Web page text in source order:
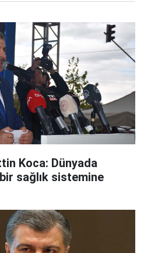
Koca: Dünyada
sağlık sistemine